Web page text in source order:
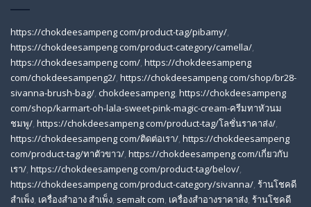
https://chokdeesampeng com/product-tag/pibamy/,
https://chokdeesampeng com/product-category/camella/,
https://chokdeesampeng com/, https://chokdeesampeng
com/chokdeesampeng2/, https://chokdeesampeng com/shop/br28-
sivanna-brush-bag/, chokdeesampeng, https://chokdeesampeng
com/shop/karmart-oh-lala-sweet-pink-magic-cream-ครีมทาหัวนม
ชมพู/, https://chokdeesampeng com/product-tag/โลชั่นราคาส่ง/,
https://chokdeesampeng com/ติดต่อเรา/, https://chokdeesampeng
com/product-tag/ทาตัวขาว/, https://chokdeesampeng com/เกี่ยวกับ
เรา/, https://chokdeesampeng com/product-tag/belov/,
https://chokdeesampeng com/product-category/sivanna/, ร้านโชคดี
สําเพ็ง, เครื่องสำอาง สำเพ็ง, semalt com, เครื่องสำอางราคาส่ง, ร้านโชคดี